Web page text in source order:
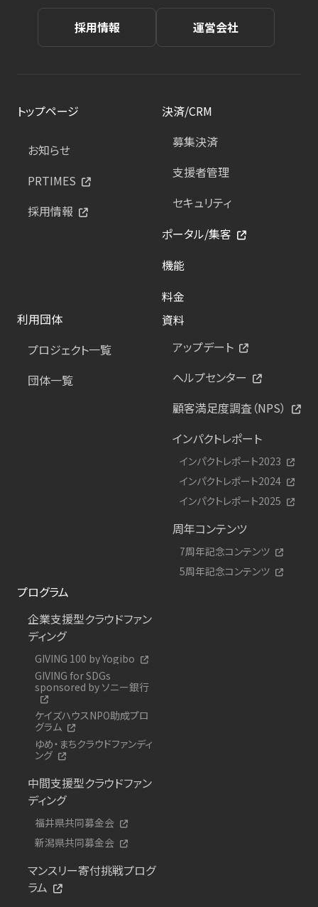
採用情報 運営会社
トップページ
お知らせ
PRTIMES
採用情報
決済/CRM
募集決済
支援者管理
セキュリティ
ポータル/集客
機能
料金
利用団体
プロジェクト一覧
団体一覧
資料
アップデート
ヘルプセンター
顧客満足度調査（NPS）
インパクトレポート
インパクトレポート2023
インパクトレポート2024
インパクトレポート2025
周年コンテンツ
7周年記念コンテンツ
5周年記念コンテンツ
プログラム
企業支援型クラウドファン
ディング
GIVING 100 by Yogibo
GIVING for SDGs
sponsored by ソニー銀行
ケイズハウスNPO助成プロ
グラム
ゆめ・まちクラウドファンディ
ング
中間支援型クラウドファン
ディング
福井県共同募金会
新潟県共同募金会
マンスリー寄付挑戦プログ
ラム